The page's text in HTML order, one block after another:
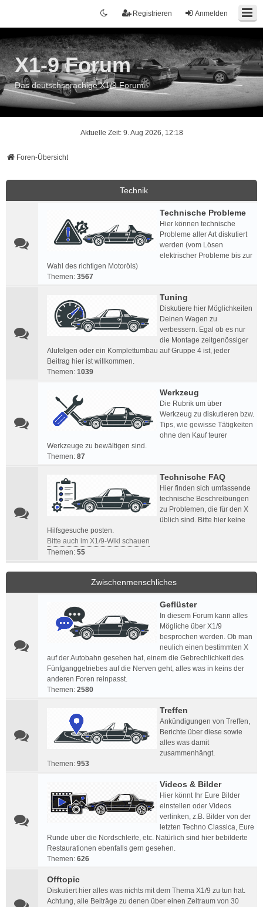
Anmelden
Registrieren
X1-9 Forum
Das deutschsprachige X1/9 Forum
Aktuelle Zeit: 9. Aug 2026, 12:18
Foren-Übersicht
Technik
Technische Probleme
Hier können technische
Probleme aller Art diskutiert
werden (vom Lösen
elektrischer Probleme bis zur
Wahl des richtigen Motoröls)
Themen: 3567
Tuning
Diskutiere hier Möglichkeiten
Deinen Wagen zu
verbessern. Egal ob es nur
die Montage zeitgenössiger
Alufelgen oder ein Komplettumbau auf Gruppe 4 ist, jeder
Beitrag hier ist willkommen.
Themen: 1039
Werkzeug
Die Rubrik um über
Werkzeug zu diskutieren bzw.
Tips, wie gewisse Tätigkeiten
ohne den Kauf teurer
Werkzeuge zu bewältigen sind.
Themen: 87
Technische FAQ
Hier finden sich umfassende
technische Beschreibungen
zu Problemen, die für den X
üblich sind. Bitte hier keine
Hilfsgesuche posten.
Bitte auch im X1/9-Wiki schauen
Themen: 55
Zwischenmenschliches
Geflüster
In diesem Forum kann alles
Mögliche über X1/9
besprochen werden. Ob man
neulich einen bestimmten X
auf der Autobahn gesehen hat, einem die Gebrechlichkeit des
Fünfganggetriebes auf die Nerven geht, alles was in keins der
anderen Foren reinpasst.
Themen: 2580
Treffen
Ankündigungen von Treffen,
Berichte über diese sowie
alles was damit
zusammenhängt.
Themen: 953
Videos & Bilder
Hier könnt Ihr Eure Bilder
einstellen oder Videos
verlinken, z.B. Bilder von der
letzten Techno Classica, Eure
Runde über die Nordschleife, etc. Natürlich sind hier bebilderte
Restaurationen ebenfalls gern gesehen.
Themen: 626
Offtopic
Diskutiert hier alles was nichts mit dem Thema X1/9 zu tun hat.
Achtung, alle Beiträge zu denen über einen Zeitraum von 30